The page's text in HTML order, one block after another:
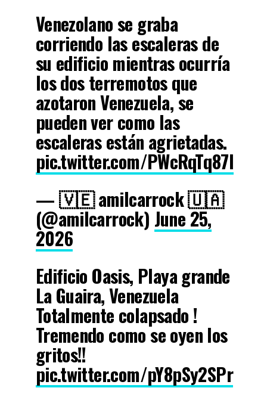
Venezolano se graba
corriendo las escaleras de
su edificio mientras ocurría
los dos terremotos que
azotaron Venezuela, se
pueden ver como las
escaleras están agrietadas.
pic.twitter.com/PWcRqTq87I
— 🇻🇪 amilcarrock 🇺🇦
(@amilcarrock) June 25,
2026
Edificio Oasis, Playa grande
La Guaira, Venezuela
Totalmente colapsado !
Tremendo como se oyen los
gritos!!
pic.twitter.com/pY8pSy2SPr